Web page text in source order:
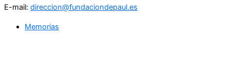
E-mail: direccion@fundaciondepaul.es
Memorias